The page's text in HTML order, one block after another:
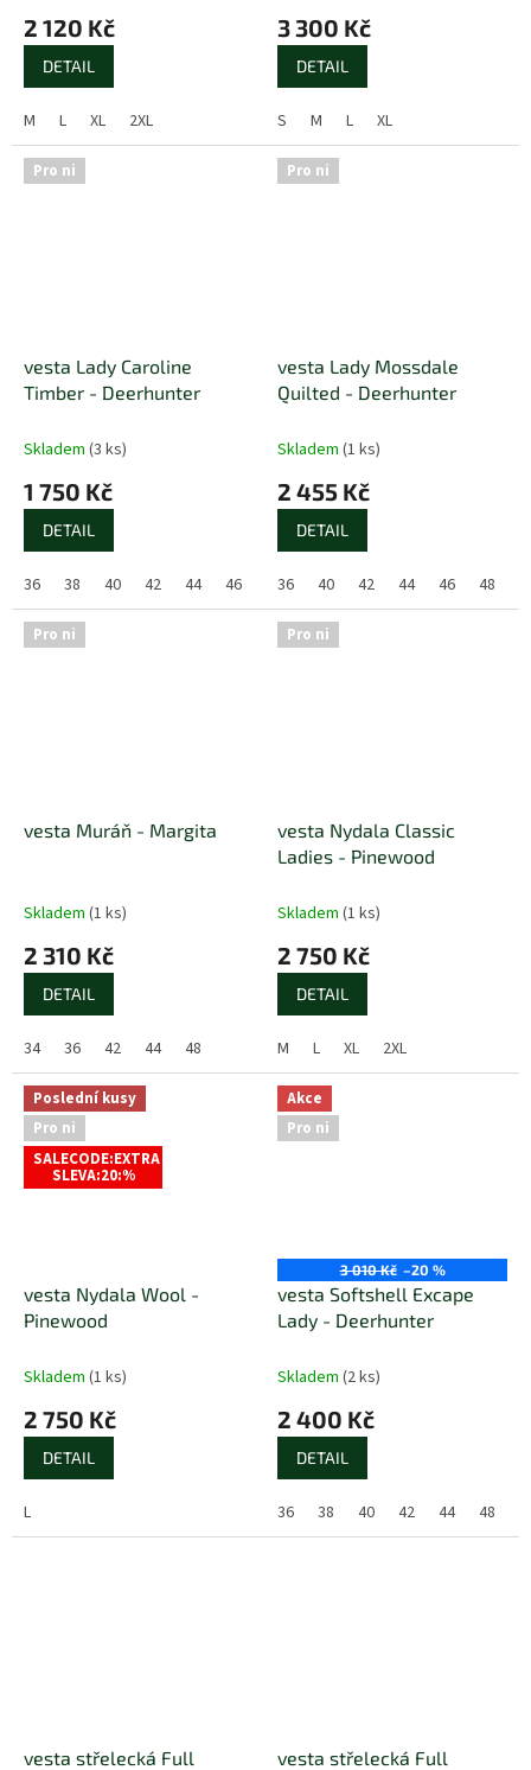
2 120 Kč
DETAIL
M L XL 2XL
3 300 Kč
DETAIL
S M L XL
Pro ni
vesta Lady Caroline
Timber - Deerhunter
Skladem (3 ks)
1 750 Kč
DETAIL
36 38 40 42 44 46
Pro ni
vesta Lady Mossdale
Quilted - Deerhunter
Skladem (1 ks)
2 455 Kč
DETAIL
36 40 42 44 46 48
Pro ni
vesta Muráň - Margita
Skladem (1 ks)
2 310 Kč
DETAIL
34 36 42 44 48
Pro ni
vesta Nydala Classic
Ladies - Pinewood
Skladem (1 ks)
2 750 Kč
DETAIL
M L XL 2XL
Poslední kusy
Pro ni
SALECODE:EXTRA
SLEVA:20:%
vesta Nydala Wool -
Pinewood
Skladem (1 ks)
2 750 Kč
DETAIL
L
Akce
Pro ni
3 010 Kč –20 %
vesta Softshell Excape
Lady - Deerhunter
Skladem (2 ks)
2 400 Kč
DETAIL
36 38 40 42 44 48
vesta střelecká Full
vesta střelecká Full